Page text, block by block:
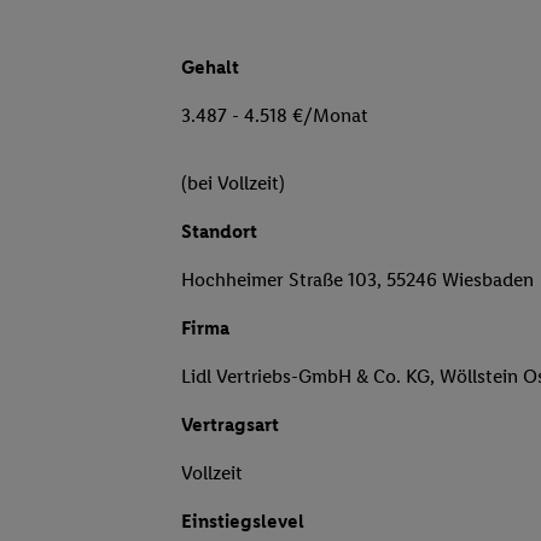
Gehalt
3.487 - 4.518 €/Monat
(bei Vollzeit)
Standort
Hochheimer Straße 103, 55246 Wiesbaden
Firma
Lidl Vertriebs-GmbH & Co. KG, Wöllstein
Vertragsart
Vollzeit
Einstiegslevel